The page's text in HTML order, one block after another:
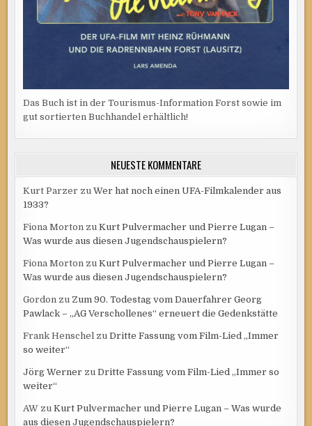
Das Buch ist in der Tourismus-Information Forst sowie im
gut sortierten Buchhandel erhältlich!
NEUESTE KOMMENTARE
Kurt Parzer zuWer hat noch einen UFA-Filmkalender aus
1933?
Fiona Morton zuKurt Pulvermacher und Pierre Lugan –
Was wurde aus diesen Jugendschauspielern?
Fiona Morton zuKurt Pulvermacher und Pierre Lugan –
Was wurde aus diesen Jugendschauspielern?
Gordon zu Zum 90. Todestag vom Dauerfahrer Georg
Pawlack – „AG Verschollenes“ erneuert die Gedenkstätte
Frank Henschel zuDritte Fassung vom Film-Lied „Immer
so weiter“
Jörg Werner zuDritte Fassung vom Film-Lied „Immer so
weiter“
AW zuKurt Pulvermacher und Pierre Lugan – Was wurde
aus diesen Jugendschauspielern?